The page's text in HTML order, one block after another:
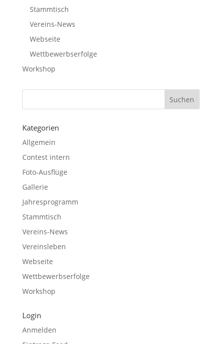
Stammtisch
Vereins-News
Webseite
Wettbewerbserfolge
Workshop
Kategorien
Allgemein
Contest intern
Foto-Ausflüge
Gallerie
Jahresprogramm
Stammtisch
Vereins-News
Vereinsleben
Webseite
Wettbewerbserfolge
Workshop
Login
Anmelden